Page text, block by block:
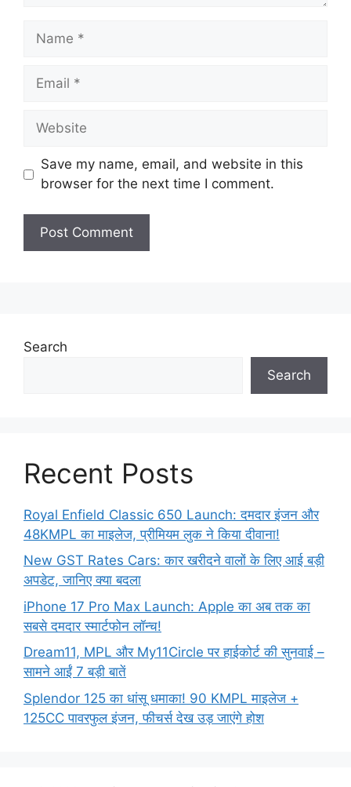
Name
Email
Website
Save my name, email, and website in this
browser for the next time I comment.
Search
Search
Recent Posts
Royal Enfield Classic 650 Launch: दमदार इंजन और
48KMPL का माइलेज, प्रीमियम लुक ने किया दीवाना!
New GST Rates Cars: कार खरीदने वालों के लिए आई बड़ी
अपडेट, जानिए क्या बदला
iPhone 17 Pro Max Launch: Apple का अब तक का
सबसे दमदार स्मार्टफोन लॉन्च!
Dream11, MPL और My11Circle पर हाईकोर्ट की सुनवाई –
सामने आईं 7 बड़ी बातें
Splendor 125 का धांसू धमाका! 90 KMPL माइलेज +
125CC पावरफुल इंजन, फीचर्स देख उड़ जाएंगे होश